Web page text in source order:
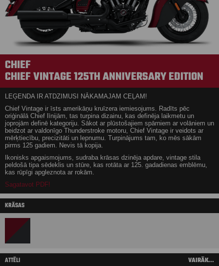
CHIEF
CHIEF VINTAGE 125TH ANNIVERSARY EDITION
LEĢENDA IR ATDZIMUSI NĀKAMAJAM CEĻAM!
Chief Vintage ir īsts amerikāņu kruīzera iemiesojums. Radīts pēc
oriģinālā Chief līnijām, tas turpina dizainu, kas definēja laikmetu un
joprojām definē kategoriju. Sākot ar plūstošajiem spārniem ar volāniem un
beidzot ar valdonīgo Thunderstroke motoru, Chief Vintage ir veidots ar
mērķtiecību, precizitāti un lepnumu. Turpinājums tam, ko mēs sākām
pirms 125 gadiem. Nevis tā kopija.
Ikonisks apgaismojums, sudraba krāsas dzinēja apdare, vintage stila
peldošā tipa sēdeklis un stūre, kas rotāta ar 125. gadadienas emblēmu,
kas rūpīgi apgleznota ar rokām.
Sagatavot PDF!
KRĀSAS
ATTĒLI VAIRĀK...